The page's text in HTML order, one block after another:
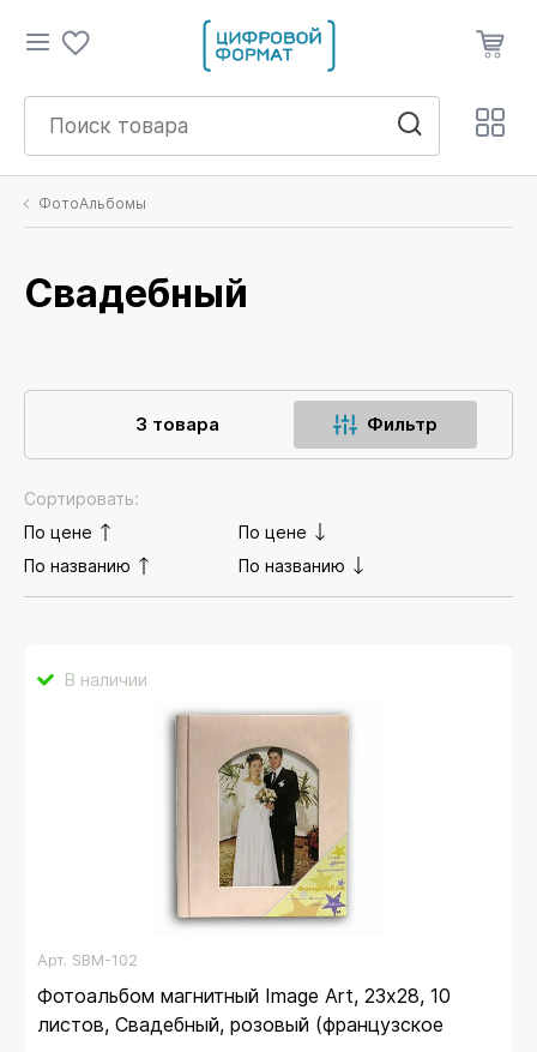
ФотоАльбомы
Свадебный
3 товара Фильтр
Сортировать:
По цене
По цене
По названию
По названию
В наличии
Арт. SBM-102
Фотоальбом магнитный Image Art, 23х28, 10
листов, Свадебный, розовый (французское